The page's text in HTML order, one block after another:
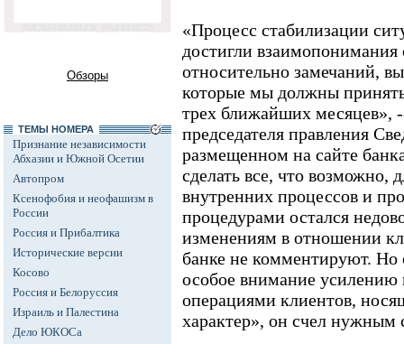
Обзоры
ТЕМЫ НОМЕРА
Признание независимости
Абхазии и Южной Осетии
Автопром
Ксенофобия и неофашизм в
России
Россия и Прибалтика
Исторические версии
Косово
Россия и Белоруссия
Израиль и Палестина
Дело ЮКОСа
«Процесс стабилизации
достигли
относительно замечаний,
которые мы должны
трех ближайших месяцев»,
председателя правления
размещенном на сайте
сделать все, что возможно,
внутренних процессов и
процедурами остался
изменениям в отношении
банке не комментируют. Но
особое внимание усилению
операциями клиентов,
характер», он счел нужным